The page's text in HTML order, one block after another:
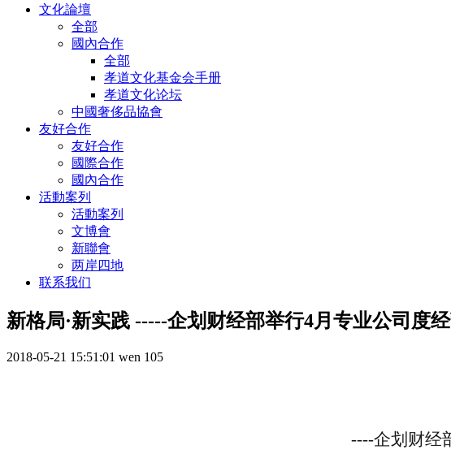
文化論壇
全部
國內合作
全部
孝道文化基金会手册
孝道文化论坛
中國奢侈品協會
友好合作
友好合作
國際合作
國內合作
活動案列
活動案列
文博會
新聯會
两岸四地
联系我们
新格局·新实践 -----企划财经部举行4月专业公司度
2018-05-21 15:51:01 wen 105
----企划财经